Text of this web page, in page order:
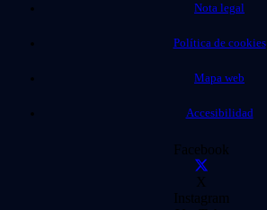
Nota legal
Política de cookies
Mapa web
Accesibilidad
Facebook
X
Instagram